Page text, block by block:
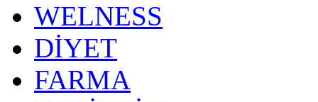
WELNESS
DİYET
FARMA